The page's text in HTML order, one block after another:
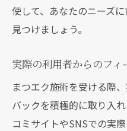
使して、あなたのニーズ
見つけましょう。
実際の利用者からのフ
まつエク施術を受ける際
バックを積極的に取り入
コミサイトやSNSでの実